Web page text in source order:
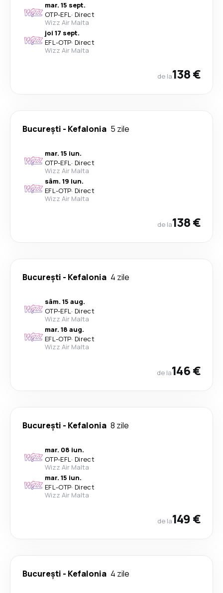
mar. 15 sept.
OTP-EFL· Direct
Wizz Air Malta
joi 17 sept.
EFL-OTP· Direct
Wizz Air Malta
de la138 €
București - Kefalonia 5 zile
mar. 15 iun.
OTP-EFL· Direct
Wizz Air Malta
sâm. 19 iun.
EFL-OTP· Direct
Wizz Air Malta
de la138 €
București - Kefalonia 4 zile
sâm. 15 aug.
OTP-EFL· Direct
Wizz Air Malta
mar. 18 aug.
EFL-OTP· Direct
Wizz Air Malta
de la146 €
București - Kefalonia 8 zile
mar. 08 iun.
OTP-EFL· Direct
Wizz Air Malta
mar. 15 iun.
EFL-OTP· Direct
Wizz Air Malta
de la149 €
București - Kefalonia 4 zile